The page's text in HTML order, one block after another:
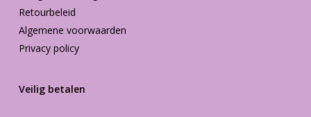
Retourbeleid
Algemene voorwaarden
Privacy policy
Veilig betalen